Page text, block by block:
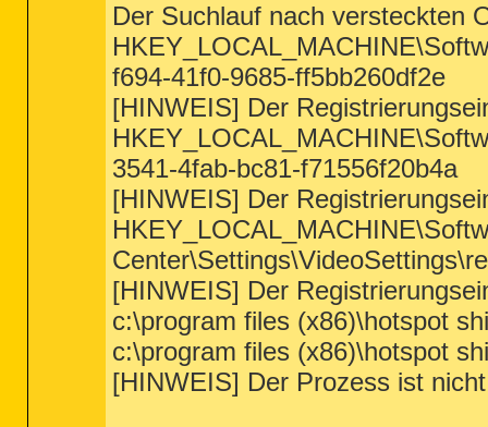
Der Suchlauf nach versteckten
f694-41f0-9685-ff5bb260df2e
[HINWEIS] Der
3541-4fab-bc81-f71556f20b4a
[HINWEIS] Der
[HINWEIS] Der
c:\program files (x86)\hotspot
c:\program files (x86)\hotspot
[HINWEIS] Der Prozess ist